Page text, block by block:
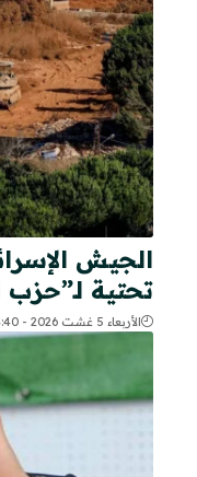
الجيش
تحتية
الأربعاء 5 غشت 2026 - 14:40